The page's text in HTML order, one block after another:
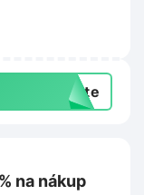
exte
na nákup